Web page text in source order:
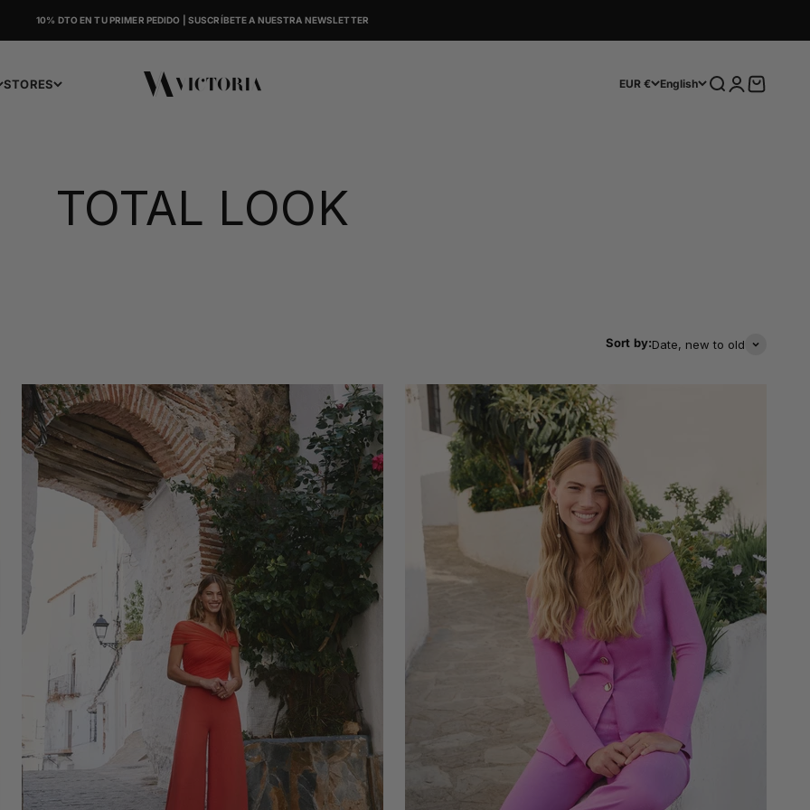
10% DTO EN TU PRIMER PEDIDO | SUSCRÍBETE A NUESTRA NEWSLETTER
STORES Victoria EUR € English SearchLoginCart
TOTAL LOOK
Sort by:Date, new to old